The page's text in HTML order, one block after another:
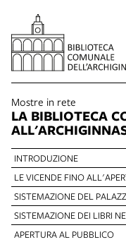
Mostre in rete
LA BIBLIOTECA
INTRODUZIONE
LE VICENDE FINO
SISTEMAZIONE DEL
SISTEMAZIONE DEI LIBRI
APERTURA AL PUBBLICO